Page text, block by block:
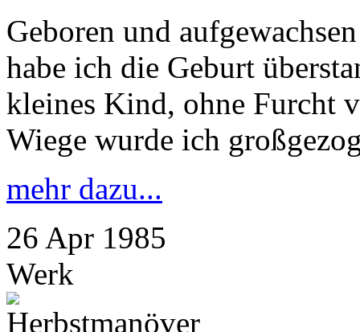
Geboren und
habe ich die Geburt
kleines Kind, ohne Furcht
Wiege wurde ich
mehr dazu...
26 Apr 1985
Werk